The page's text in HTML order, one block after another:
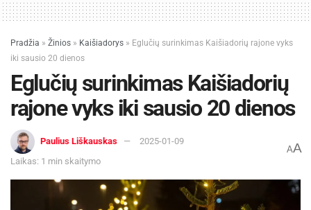
Pradžia » Žinios » Kaišiadorys » Eglučių surinkimas Kaišiadorių rajone vyks
iki sausio 20 dienos
Eglučių surinkimas Kaišiadorių
rajone vyks iki sausio 20 dienos
Paulius Liškauskas
2025-01-09
Laikas: 1 min skaitymo
AA